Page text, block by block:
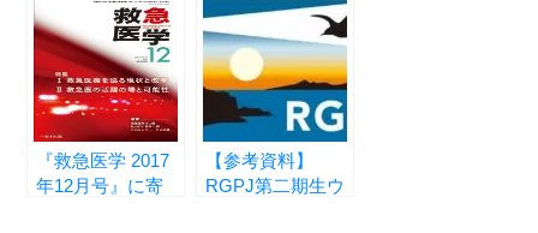
Official Logo of
RGJP―』
『救急医学 2017
年12月号』に寄
【参考資料】
RGPJ第二期生ウ